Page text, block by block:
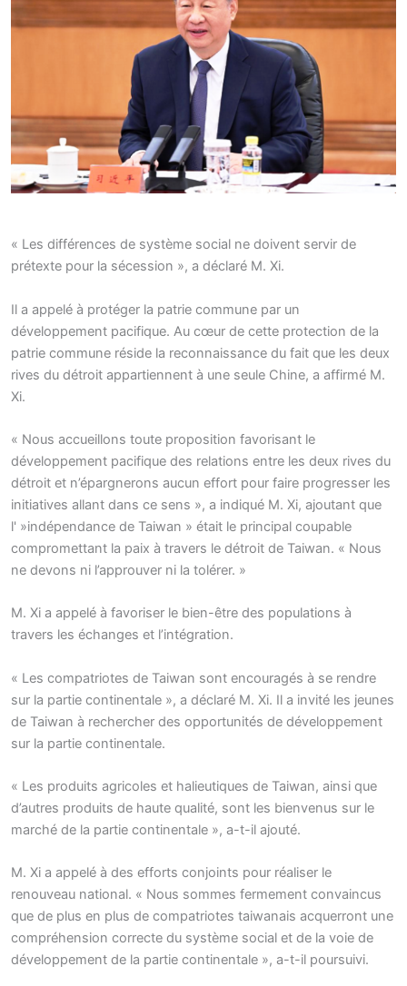
« Les différences de système social ne doivent servir de
prétexte pour la sécession », a déclaré M. Xi.
Il a appelé à protéger la patrie commune par un
développement pacifique. Au cœur de cette protection de la
patrie commune réside la reconnaissance du fait que les deux
rives du détroit appartiennent à une seule Chine, a affirmé M.
Xi.
« Nous accueillons toute proposition favorisant le
développement pacifique des relations entre les deux rives du
détroit et n’épargnerons aucun effort pour faire progresser les
initiatives allant dans ce sens », a indiqué M. Xi, ajoutant que
l' »indépendance de Taiwan » était le principal coupable
compromettant la paix à travers le détroit de Taiwan. « Nous
ne devons ni l’approuver ni la tolérer. »
M. Xi a appelé à favoriser le bien-être des populations à
travers les échanges et l’intégration.
« Les compatriotes de Taiwan sont encouragés à se rendre
sur la partie continentale », a déclaré M. Xi. Il a invité les jeunes
de Taiwan à rechercher des opportunités de développement
sur la partie continentale.
« Les produits agricoles et halieutiques de Taiwan, ainsi que
d’autres produits de haute qualité, sont les bienvenus sur le
marché de la partie continentale », a-t-il ajouté.
M. Xi a appelé à des efforts conjoints pour réaliser le
renouveau national. « Nous sommes fermement convaincus
que de plus en plus de compatriotes taiwanais acquerront une
compréhension correcte du système social et de la voie de
développement de la partie continentale », a-t-il poursuivi.